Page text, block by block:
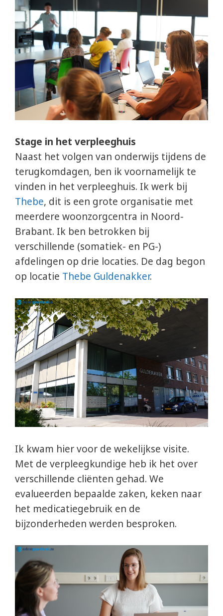
Stage in het verpleeghuis
Naast het volgen van onderwijs tijdens de
terugkomdagen, ben ik voornamelijk te
vinden in het verpleeghuis. Ik werk bij
Thebe, dit is een grote organisatie met
meerdere woonzorgcentra in Noord-
Brabant. Ik ben betrokken bij
verschillende (somatiek- en PG-)
afdelingen op drie locaties. De dag begon
op locatie Thebe Guldenakker.
Ik kwam hier voor de wekelijkse visite.
Met de verpleegkundige heb ik het over
verschillende cliënten gehad. We
evalueerden bepaalde zaken, keken naar
het medicatiegebruik en de
bijzonderheden werden besproken.